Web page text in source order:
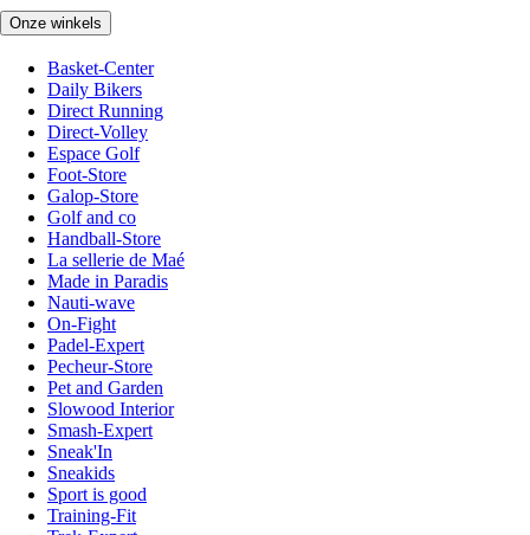
Onze winkels
Basket-Center
Daily Bikers
Direct Running
Direct-Volley
Espace Golf
Foot-Store
Galop-Store
Golf and co
Handball-Store
La sellerie de Maé
Made in Paradis
Nauti-wave
On-Fight
Padel-Expert
Pecheur-Store
Pet and Garden
Slowood Interior
Smash-Expert
Sneak'In
Sneakids
Sport is good
Training-Fit